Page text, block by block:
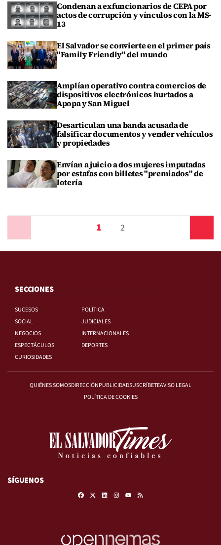
Condenan a exfuncionarios de CEPA por
actos de corrupción y vínculos con la MS-
13
El Salvador se convierte en el primer país
"Family Friendly" del mundo
Amplían operativo contra comercios de
dispositivos electrónicos hurtados a
Apopa y San Miguel
Desarticulan una banda acusada de
falsificar documentos y vender vehículos
y propiedades
Envían a juicio a dos mujeres imputadas
por estafas con billetes "premiados" de
lotería
1 2
SECCIONES
SUCESOS
POLÍTICA
SOCIAL
JUDICIALES
NEGOCIOS
INTERNACIONALES
ESPECTÁCULOS
DEPORTES
CURIOSIDADES
QUIÉNES SOMOSDIRECCIÓNPUBLICIDADSUSCRÍBETEAVISO LEGAL
POLÍTICA DE COOKIES
SÍGUENOS
FacebookLinkedinInstagramRSS